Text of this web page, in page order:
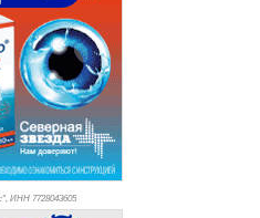
ИНН 7728043605